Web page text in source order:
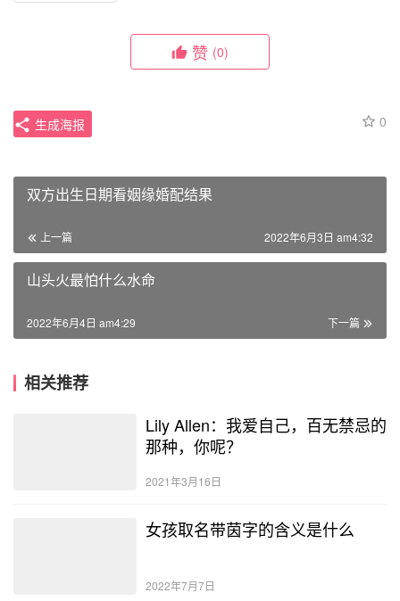
赞 (0)
0
生成海报
双方出生日期看姻缘婚配结果
上一篇 2022年6月3日 am4:32
山头火最怕什么水命
下一篇
2022年6月4日 am4:29
相关推荐
Lily Allen：我爱自己，百无禁忌的
那种，你呢？
2021年3月16日
女孩取名带茵字的含义是什么
2022年7月7日